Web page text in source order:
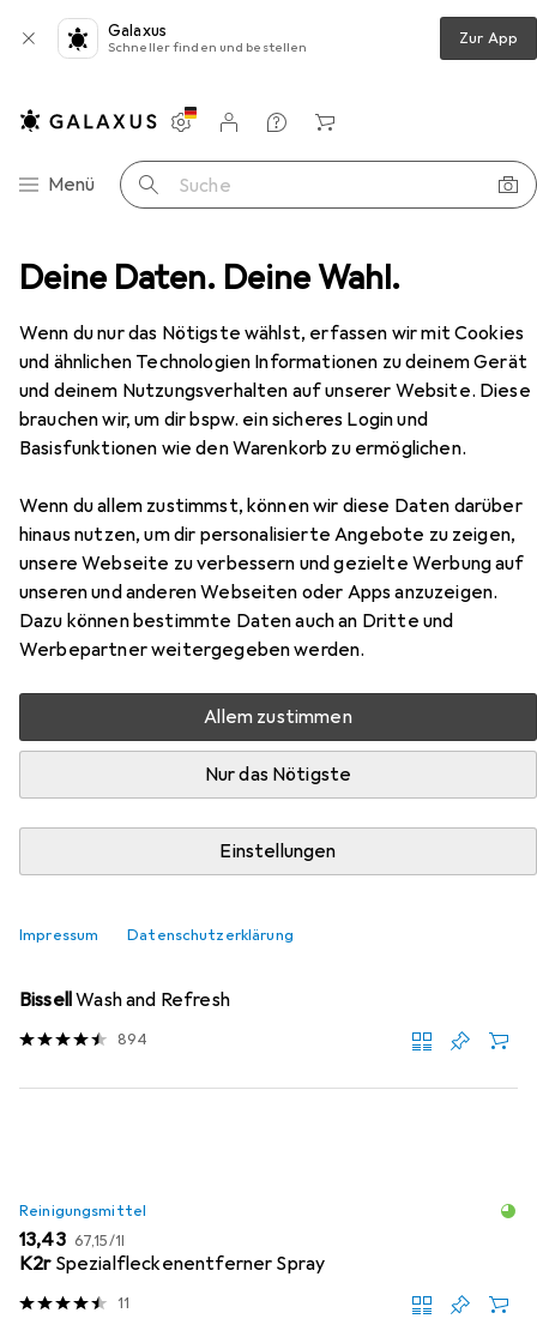
Deine Daten. Deine Wahl.
Wenn du nur das Nötigste wählst, erfassen wir mit Cookies
und ähnlichen Technologien Informationen zu deinem Gerät
und deinem Nutzungsverhalten auf unserer Website. Diese
brauchen wir, um dir bspw. ein sicheres Login und
Basisfunktionen wie den Warenkorb zu ermöglichen.
Wenn du allem zustimmst, können wir diese Daten darüber
hinaus nutzen, um dir personalisierte Angebote zu zeigen,
unsere Webseite zu verbessern und gezielte Werbung auf
unseren und anderen Webseiten oder Apps anzuzeigen.
Dazu können bestimmte Daten auch an Dritte und
Werbepartner weitergegeben werden.
Allem zustimmen
Nur das Nötigste
Einstellungen
Impressum Datenschutzerklärung
Galaxus
Schneller finden und bestellen Zur App
Navigation nach Kategorien
Menü Suche
Einstellungen
Kundenkonto
Vergleichslisten
Merklisten
Warenkorb
Teppich Snapstyle Luxus Soft Velours Teppich Shine
EUR
99,90
Snapstyle Luxus Soft Velours Teppich
Shine
Velours Teppich Shine
Hier findest du passendes Zubehör zum Produkt
Snapstyle Luxus Soft Velours Teppich Shine aus den
Kategorien Nassreiniger Zubehör und Reinigungsmittel.
Nassreiniger Zubehör Reinigungsmittel
Relevanz
Nassreiniger Zubehör
BissellWash and Refresh
894
Reinigungsmittel
EUR
13,43 EUR
67,15/1l
K2r Spezialfleckenentferner Spray
11